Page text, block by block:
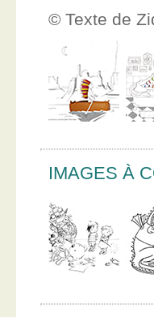
© Texte de
IMAGES À